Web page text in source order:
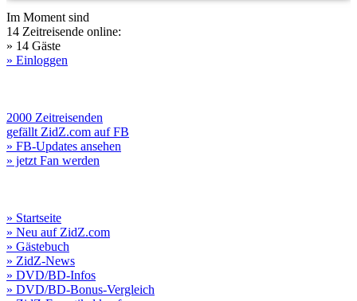
Im Moment sind
14 Zeitreisende online:
» 14 Gäste
» Einloggen
2000 Zeitreisenden
gefällt ZidZ.com auf FB
» FB-Updates ansehen
» jetzt Fan werden
» Startseite
» Neu auf ZidZ.com
» Gästebuch
» ZidZ-News
» DVD/BD-Infos
» DVD/BD-Bonus-Vergleich